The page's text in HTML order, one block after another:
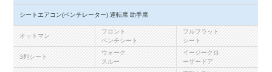
シートエアコン(ベンチレーター) 運転席 助手席
オットマン
フロント
ベンチシート
フルフラット
シート
3列シート
ウォーク
スルー
イージークロ
ーザードア